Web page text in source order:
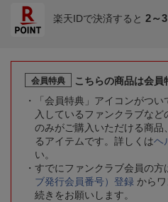
楽天IDで決済すると 2～3
会員特典
こちらの商品は会員
「会員特典」アイコンがつ
入しているファンクラブな
のみがご購入いただける商
るアイテムです。詳しくはヘ
い。
すでにファンクラブ会員の方
ブ発行会員番号）登録 から
続きをお願いします。